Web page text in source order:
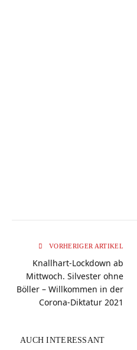
VORHERIGER ARTIKEL
Knallhart-Lockdown ab
Mittwoch. Silvester ohne
Böller – Willkommen in der
Corona-Diktatur 2021
AUCH INTERESSANT